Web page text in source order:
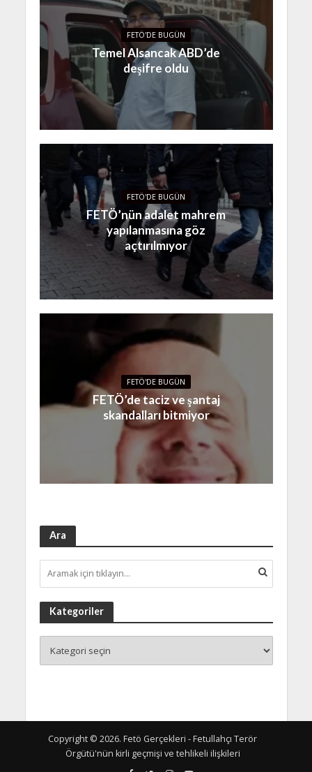
FETÖ'DE BUGÜN
Temel Alsancak ABD’de
deşifre oldu
FETÖ'DE BUGÜN
FETÖ’nün adalet mahrem
yapılanmasına göz
açtırılmıyor
FETÖ'DE BUGÜN
FETÖ’de taciz ve şantaj
skandalları bitmiyor
Ara
Kategoriler
Copyright © 2026. Fetö Gerçekleri - Fetullahçı Terör
Örgütü'nün kirli geçmişi ve tehlikeli ilişkileri